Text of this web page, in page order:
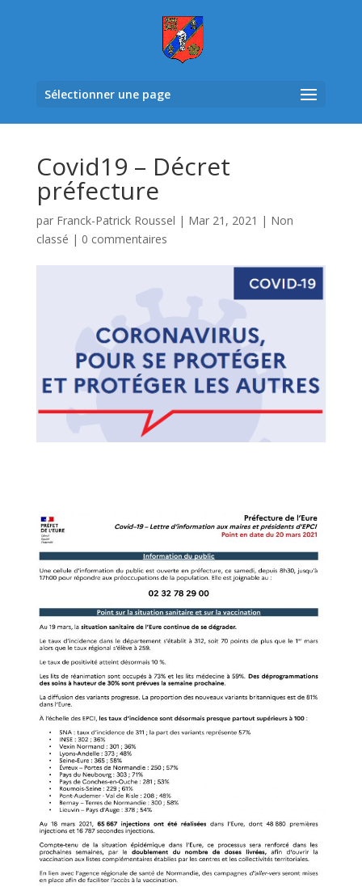
Sélectionner une page
Covid19 – Décret
préfecture
par Franck-Patrick Roussel | Mar 21, 2021 | Non
classé | 0 commentaires